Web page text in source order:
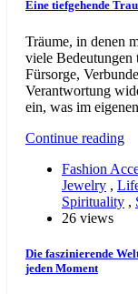
Eine tiefgehende
Träume, in denen
viele Bedeutungen
Fürsorge,
Verantwortung
ein, was im
Continue reading
Fashion
Jewelry ,
Spirituality ,
26 views
Die faszinierende
jeden Moment